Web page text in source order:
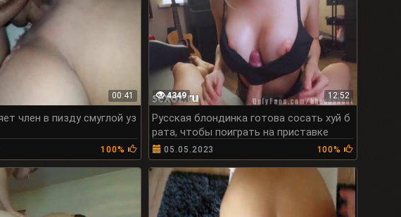
00:41
член в пизду смуглой уз
100%
4349 12:52
Русская блондинка готова сосать хуй б
рата, чтобы поиграть на приставке
05.05.2023 100%